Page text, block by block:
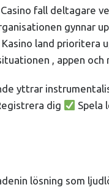
fall deltagare
gynnar
land prioritera
, appen och
yttrar
dig
Spela
lösning som